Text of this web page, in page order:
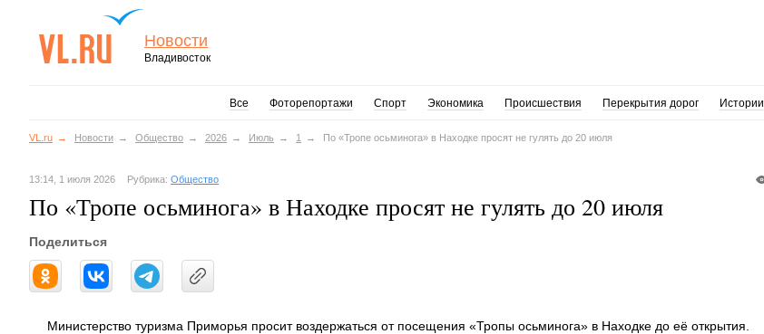
Новости
Владивосток
Все Фоторепортажи Спорт Экономика Происшествия Перекрытия дорог Истории
VL.ru Новости Общество 2026 Июль 1 По «Тропе осьминога» в Находке просят не гулять до 20 июля
13:14, 1 июля 2026 Рубрика: Общество
По «Тропе осьминога» в Находке просят не гулять до 20 июля
Поделиться
Министерство туризма Приморья просит воздержаться от посещения «Тропы осьминога» в Находке до её открытия.